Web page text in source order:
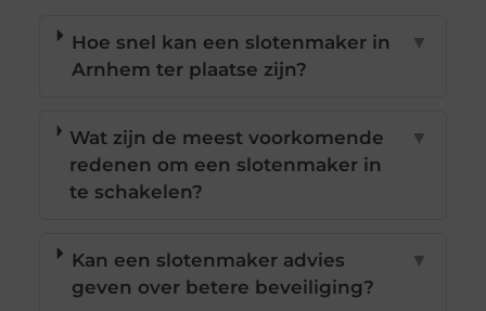
Hoe snel kan een slotenmaker in
Arnhem ter plaatse zijn?
▼
Wat zijn de meest voorkomende
redenen om een slotenmaker in
te schakelen?
▼
Kan een slotenmaker advies
geven over betere beveiliging?
▼